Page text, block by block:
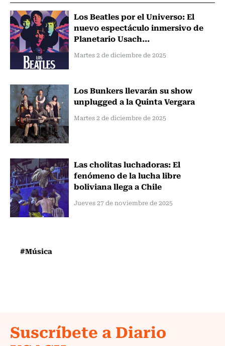
Los Beatles por el Universo: El
nuevo espectáculo inmersivo de
Planetario Usach...
Martes 2 de diciembre de 2025
Los Bunkers llevarán su show
unplugged a la Quinta Vergara
Martes 2 de diciembre de 2025
Las cholitas luchadoras: El
fenómeno de la lucha libre
boliviana llega a Chile
Jueves 27 de noviembre de 2025
#Música